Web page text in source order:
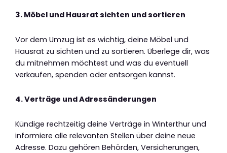
3. Möbel und Hausrat sichten und sortieren
Vor dem Umzug ist es wichtig, deine Möbel und
Hausrat zu sichten und zu sortieren. Überlege dir, was
du mitnehmen möchtest und was du eventuell
verkaufen, spenden oder entsorgen kannst.
4. Verträge und Adressänderungen
Kündige rechtzeitig deine Verträge in Winterthur und
informiere alle relevanten Stellen über deine neue
Adresse. Dazu gehören Behörden, Versicherungen,